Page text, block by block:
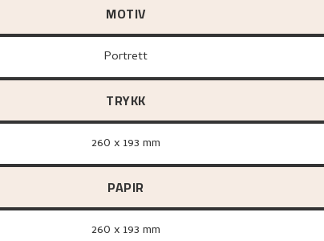
MOTIV
Portrett
TRYKK
260 x 193 mm
PAPIR
260 x 193 mm